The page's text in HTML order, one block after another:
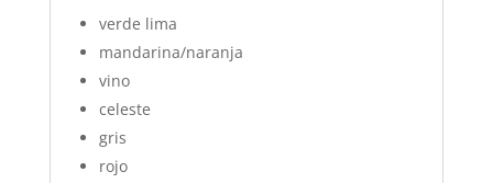
verde lima
mandarina/naranja
vino
celeste
gris
rojo